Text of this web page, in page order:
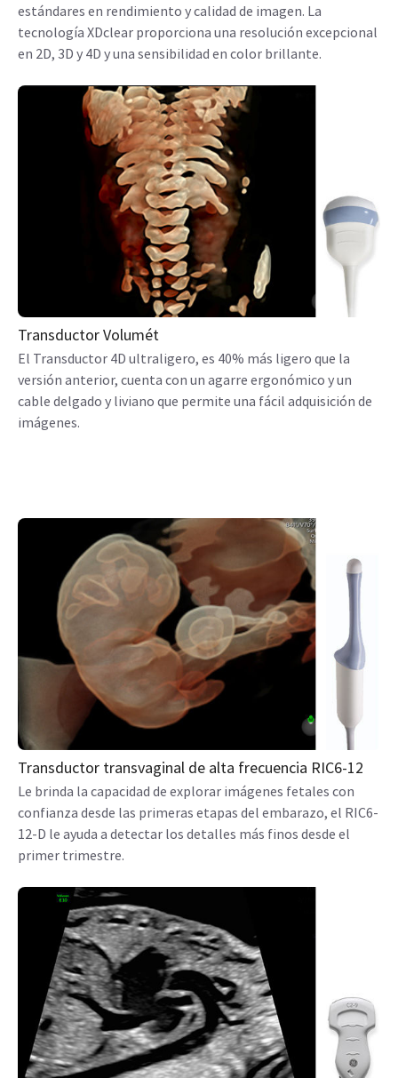
estándares en rendimiento y calidad de imagen. La
tecnología XDclear proporciona una resolución excepcional
en 2D, 3D y 4D y una sensibilidad en color brillante.
Transductor Volumét
El Transductor 4D ultraligero, es 40% más ligero que la
versión anterior, cuenta con un agarre ergonómico y un
cable delgado y liviano que permite una fácil adquisición de
imágenes.
Transductor transvaginal de alta frecuencia RIC6-12
Le brinda la capacidad de explorar imágenes fetales con
confianza desde las primeras etapas del embarazo, el RIC6-
12-D le ayuda a detectar los detalles más finos desde el
primer trimestre.